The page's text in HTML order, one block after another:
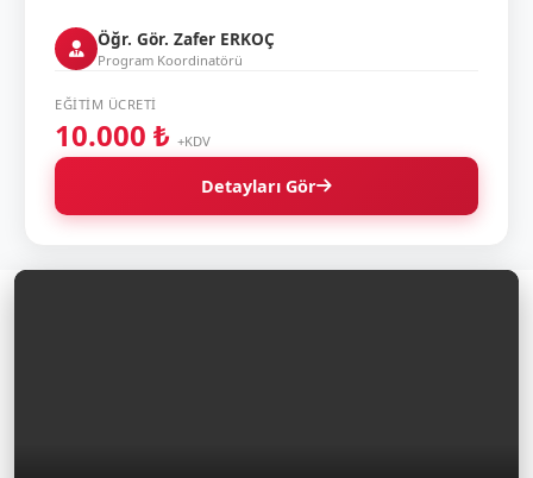
Öğr. Gör. Zafer ERKOÇ
Program Koordinatörü
EĞITIM ÜCRETI
10.000 ₺ +KDV
Detayları Gör